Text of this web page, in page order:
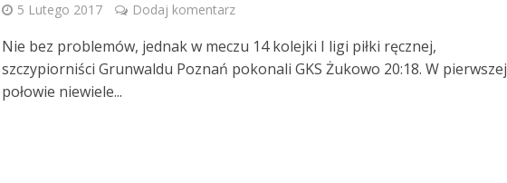
5 Lutego 2017 Dodaj komentarz
Nie bez problemów, jednak w meczu 14 kolejki I ligi piłki ręcznej,
szczypiorniści Grunwaldu Poznań pokonali GKS Żukowo 20:18. W pierwszej
połowie niewiele...